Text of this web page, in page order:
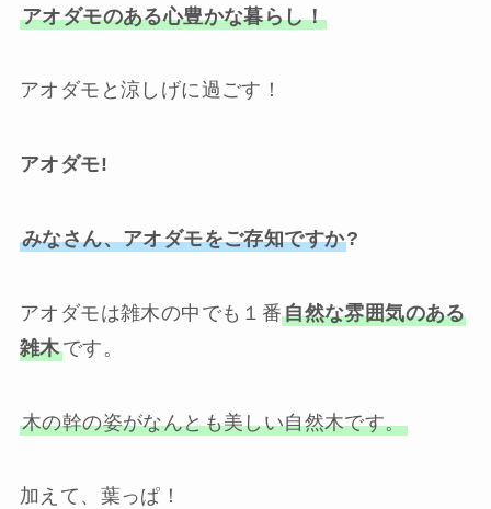
アオダモのある心豊かな暮らし！
アオダモと涼しげに過ごす！
アオダモ!
みなさん、アオダモをご存知ですか?
アオダモは雑木の中でも１番自然な雰囲気のある
雑木です。
木の幹の姿がなんとも美しい自然木です。
加えて、葉っぱ！